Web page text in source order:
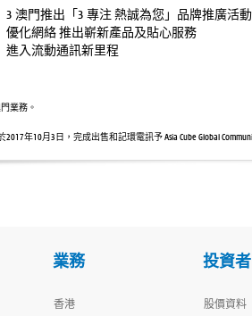
3 澳門推出「3 專注 熱誠為您」品牌推廣活動
優化網絡 推出嶄新產品及貼心服務
進入流動通訊新里程
業務。
年10月3日，完成出售和記環電訊予 Asia Cube Global
業務
香港
投資
股價資料